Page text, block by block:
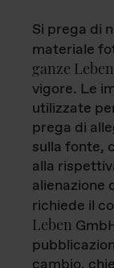
Si prega di
materiale
ganze Leben
vigore. Le
utilizzate
prega di
sulla fonte,
alla
alienazione
richiede il
Leben
cambio,